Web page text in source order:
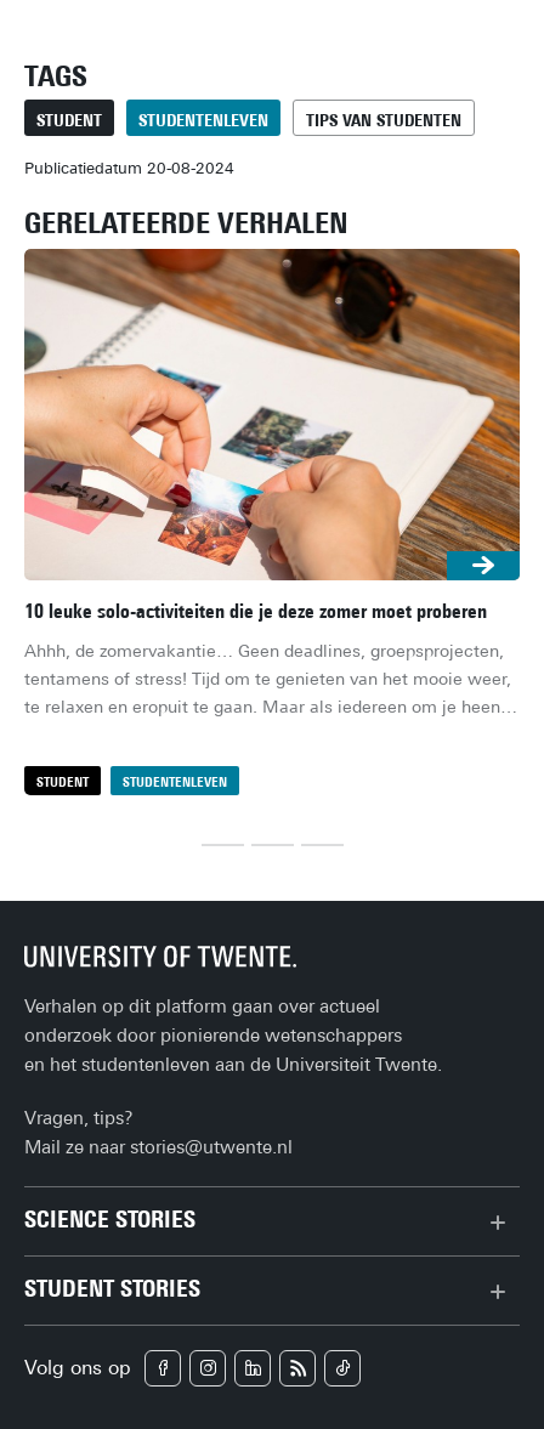
TAGS
STUDENT STUDENTENLEVEN TIPS VAN STUDENTEN
Publicatiedatum 20-08-2024
GERELATEERDE VERHALEN
STUDENT STUDENTENLEVEN
10 leuke solo-activiteiten die je deze zomer moet proberen
Ahhh, de zomervakantie… Geen deadlines, groepsprojecten,
tentamens of stress! Tijd om te genieten van het mooie weer,
te relaxen en eropuit te gaan. Maar als iedereen om je heen
ouders thuis zit, kan de verveling na een paar weken toch
toeslaan. Maar, geen zorgen! Met deze 10 leuke solo-
Verhalen op dit platform gaan over actueel
onderzoek door pionierende wetenschappers
en het studentenleven aan de Universiteit Twente.
Vragen, tips?
Mail ze naarstories@utwente.nl
SCIENCE STORIES
Gezondheid
STUDENT STORIES
Campus
Volg ons op